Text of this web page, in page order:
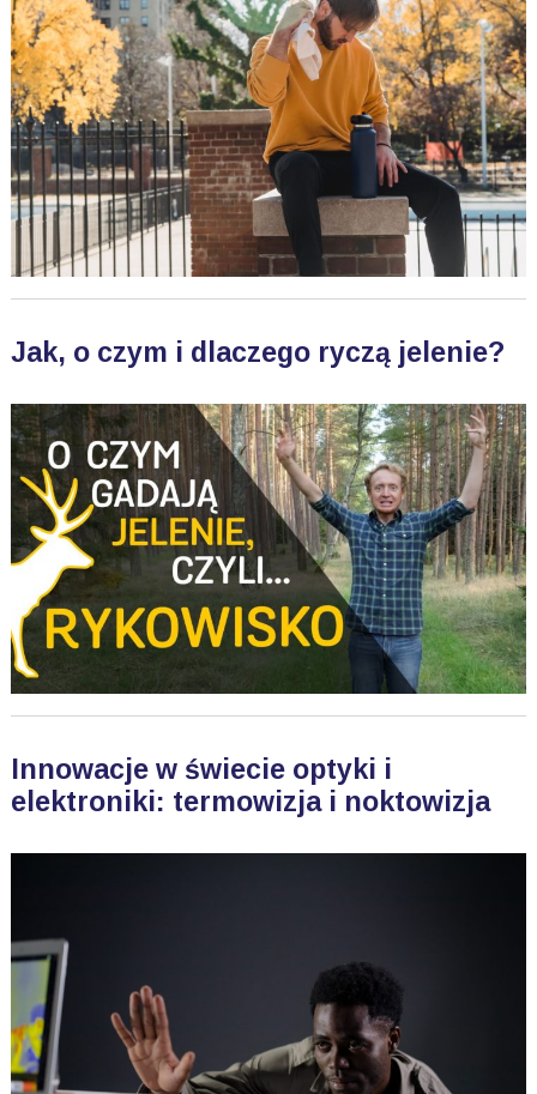
Jak, o czym i dlaczego ryczą jelenie?
Innowacje w świecie optyki i
elektroniki: termowizja i noktowizja